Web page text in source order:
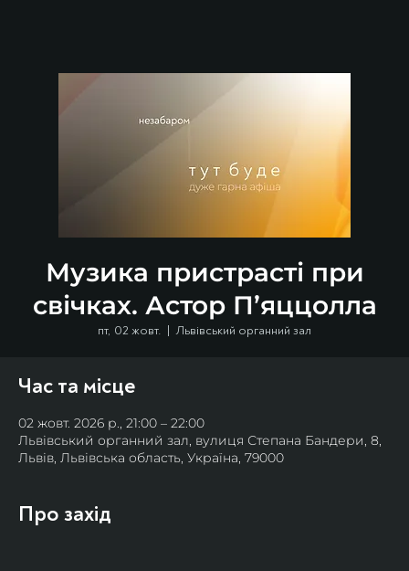
Музика пристрасті при
свічках. Астор П’яццолла
пт, 02 жовт.
  |
Львівський органний зал
Час та місце
02 жовт. 2026 р., 21:00 – 22:00
Львівський органний зал, вулиця Степана Бандери, 8,
Львів, Львівська область, Україна, 79000
Про захід